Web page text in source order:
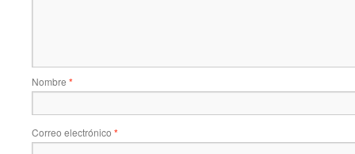
Nombre *
Correo electrónico *